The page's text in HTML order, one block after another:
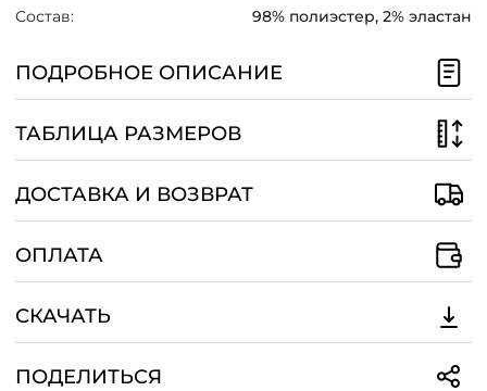
Состав:
98% полиэстер, 2% эластан
ПОДРОБНОЕ ОПИСАНИЕ
ТАБЛИЦА РАЗМЕРОВ
ДОСТАВКА И ВОЗВРАТ
ОПЛАТА
СКАЧАТЬ
ПОДЕЛИТЬСЯ